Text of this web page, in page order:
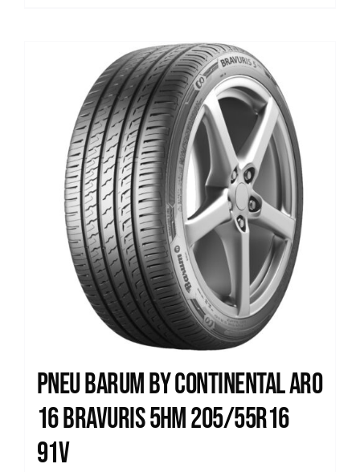
Pneu Barum by Continental Aro
16 Bravuris 5hm 205/55R16
91V